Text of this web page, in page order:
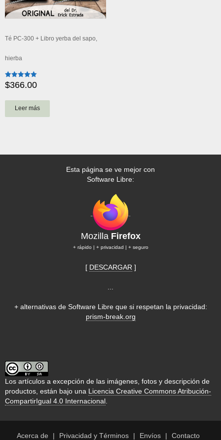
Té PC-300 + Libro yerba del sapo,
hierba
Valorado
con
de 5
$366.00
Leer más
Esta página se ve mejor con
Software Libre:
Mozilla Firefox
+ rápido | + privacidad | + seguro
[ DESCARGAR ]
+ alternativas de Software Libre que si respetan la privacidad:
prism-break.org
Los artículos a excepción de las imágenes, fotos y descripción de
productos, están bajo una Licencia Creative Commons Atribución-
CompartirIgual 4.0 Internacional
Acerca de Privacidad y Términos Envíos Contacto